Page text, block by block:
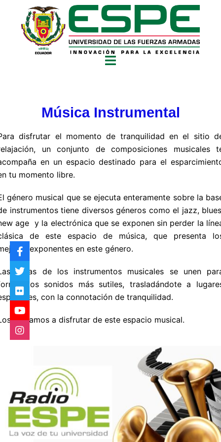
Música Instrumental
disfrutar el momento de tranquilidad en el sitio
un conjunto de composiciones musicales
en un espacio destinado para el
tu momento libre.
género musical que se ejecuta enteramente sobre la
instrumentos tiene diversos géneros como el jazz,
age y la electrónica que se exponen sin perder la
de este espacio de música, que presenta
exponentes en este género.
notas de los instrumentos musicales se unen
los sonidos más sutiles, trasladándote a
con la connotación de tranquilidad.
invitamos a disfrutar de este espacio musical.